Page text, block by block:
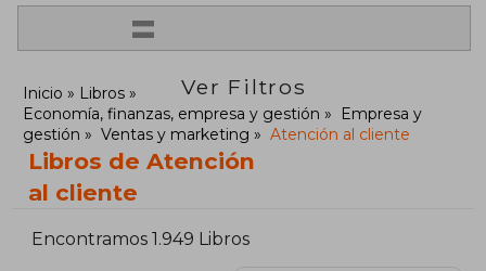
=
Ver Filtros
Inicio
Libros
Economía, finanzas, empresa y gestión
Empresa y
gestión
Ventas y marketing Atención al cliente
Libros de Atención
al cliente
Encontramos 1.949 Libros